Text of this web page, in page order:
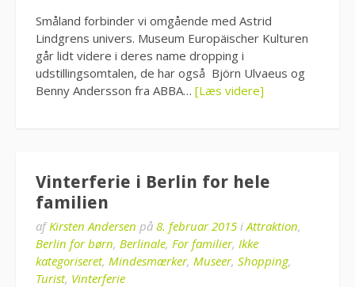
Småland forbinder vi omgående med Astrid
Lindgrens univers. Museum Europäischer Kulturen
går lidt videre i deres name dropping i
udstillingsomtalen, de har også Björn Ulvaeus og
Benny Andersson fra ABBA… [Læs videre]
Vinterferie i Berlin for hele
familien
afKirsten Andersen på 8. februar 2015 iAttraktion,
Berlin for børn, Berlinale, For familier, Ikke
kategoriseret, Mindesmærker, Museer, Shopping,
Turist, Vinterferie